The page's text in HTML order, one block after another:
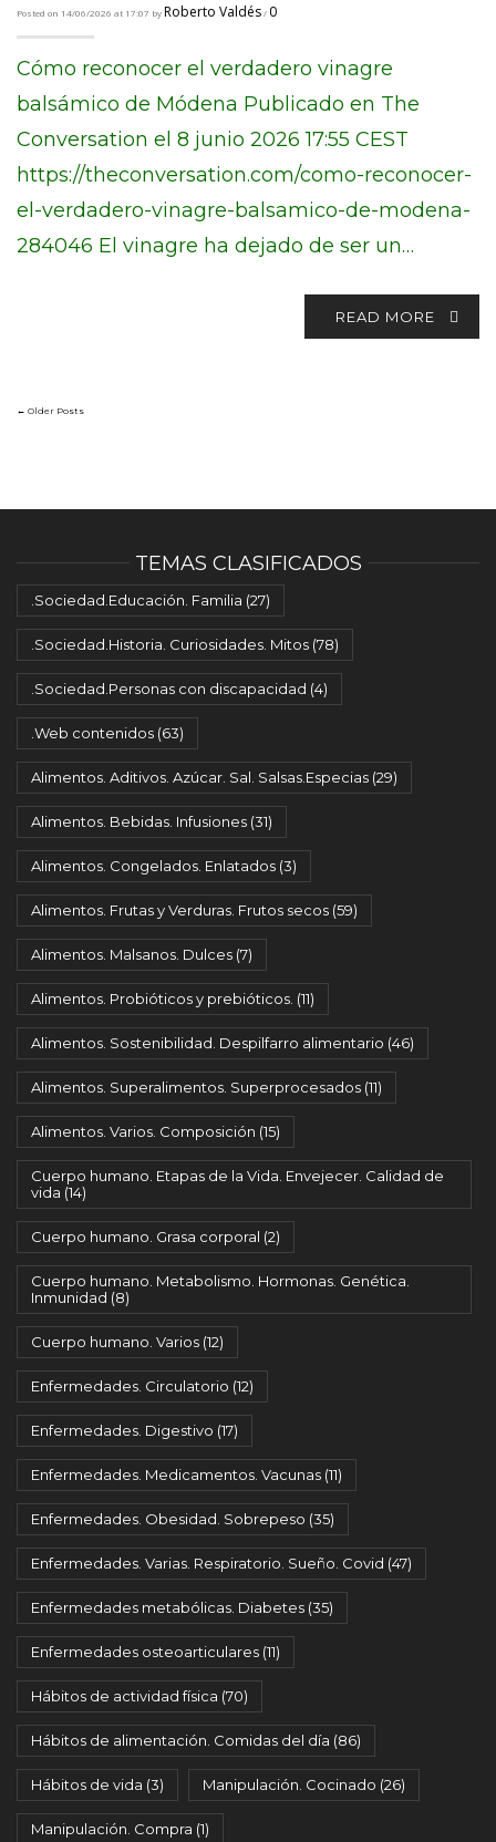
Posted on 14/06/2026 at 17:07 byRoberto Valdés/ 0
Cómo reconocer el verdadero vinagre
balsámico de Módena Publicado en The
Conversation el 8 junio 2026 17:55 CEST
https://theconversation.com/como-reconocer-
el-verdadero-vinagre-balsamico-de-modena-
284046 El vinagre ha dejado de ser un…
READ MORE
← Older Posts
TEMAS CLASIFICADOS
.Sociedad.Educación. Familia (27)
.Sociedad.Historia. Curiosidades. Mitos (78)
.Sociedad.Personas con discapacidad (4)
.Web contenidos (63)
Alimentos. Aditivos. Azúcar. Sal. Salsas.Especias (29)
Alimentos. Bebidas. Infusiones (31)
Alimentos. Congelados. Enlatados (3)
Alimentos. Frutas y Verduras. Frutos secos (59)
Alimentos. Malsanos. Dulces (7)
Alimentos. Probióticos y prebióticos. (11)
Alimentos. Sostenibilidad. Despilfarro alimentario (46)
Alimentos. Superalimentos. Superprocesados (11)
Alimentos. Varios. Composición (15)
Cuerpo humano. Etapas de la Vida. Envejecer. Calidad de
vida (14)
Cuerpo humano. Grasa corporal (2)
Cuerpo humano. Metabolismo. Hormonas. Genética.
Inmunidad (8)
Cuerpo humano. Varios (12)
Enfermedades. Circulatorio (12)
Enfermedades. Digestivo (17)
Enfermedades. Medicamentos. Vacunas (11)
Enfermedades. Obesidad. Sobrepeso (35)
Enfermedades. Varias. Respiratorio. Sueño. Covid (47)
Enfermedades metabólicas. Diabetes (35)
Enfermedades osteoarticulares (11)
Hábitos de actividad física (70)
Hábitos de alimentación. Comidas del día (86)
Hábitos de vida (3) Manipulación. Cocinado (26)
Manipulación. Compra (1)